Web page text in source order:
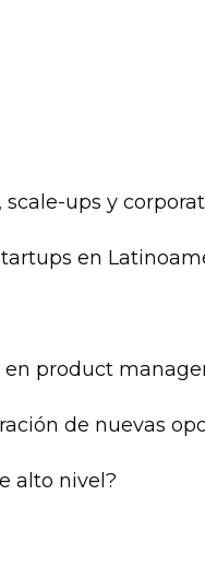
ups y
en
en product
de nuevas
alto nivel?